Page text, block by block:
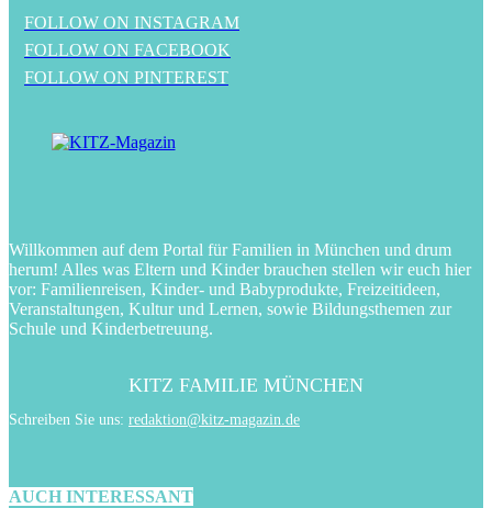
FOLLOW ON INSTAGRAM
FOLLOW ON FACEBOOK
FOLLOW ON PINTEREST
Willkommen auf dem Portal für Familien in München und drum
herum! Alles was Eltern und Kinder brauchen stellen wir euch hier
vor: Familienreisen, Kinder- und Babyprodukte, Freizeitideen,
Veranstaltungen, Kultur und Lernen, sowie Bildungsthemen zur
Schule und Kinderbetreuung.
KITZ FAMILIE MÜNCHEN
Schreiben Sie uns: redaktion@kitz-magazin.de
AUCH INTERESSANT